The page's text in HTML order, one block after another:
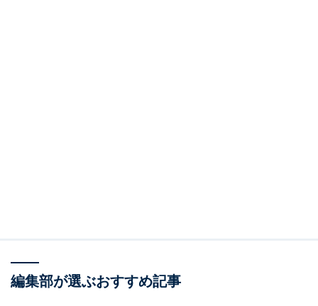
編集部が選ぶおすすめ記事